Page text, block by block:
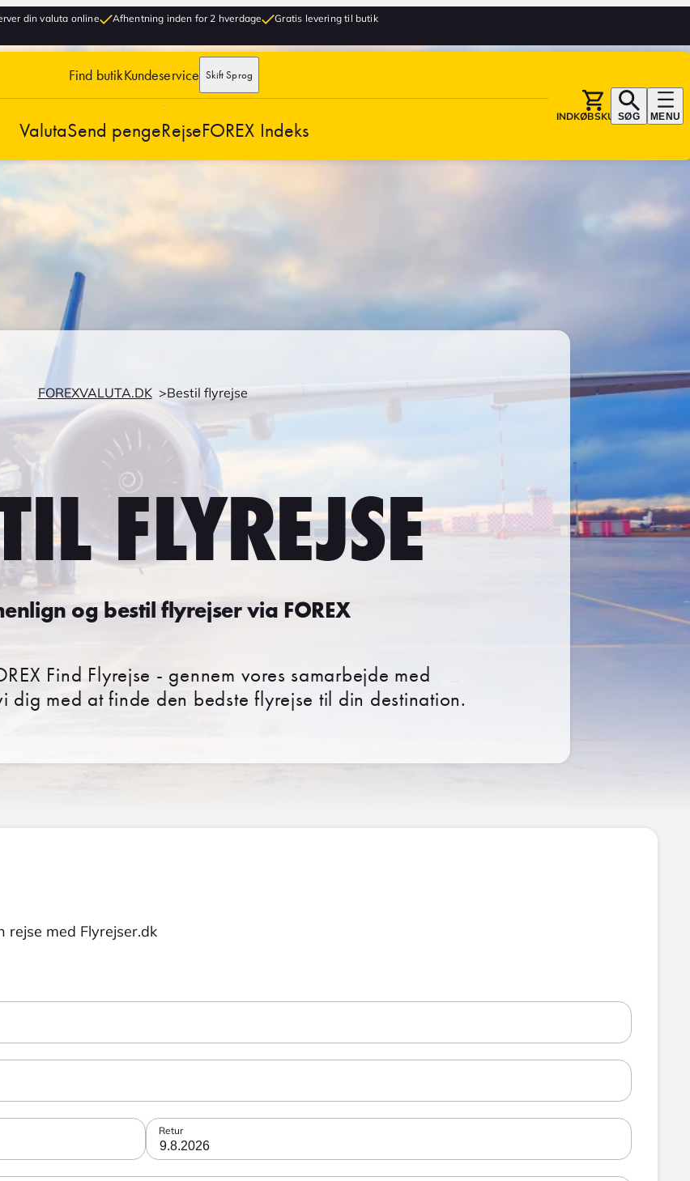
din valuta online Afhentning inden for 2 hverdage Gratis levering til butik
Find butikKundeservice Skift Sprog
ValutaSend pengeRejseFOREX Indeks
INDKØBSKURVSØG MENU
FOREXVALUTA.DK Bestil flyrejse
FLYREJSE
og bestil flyrejser via FOREX
Find Flyrejse - gennem vores samarbejde med
dig med at finde den bedste flyrejse til din destination.
rejse med Flyrejser.dk
Retur
9.8.2026